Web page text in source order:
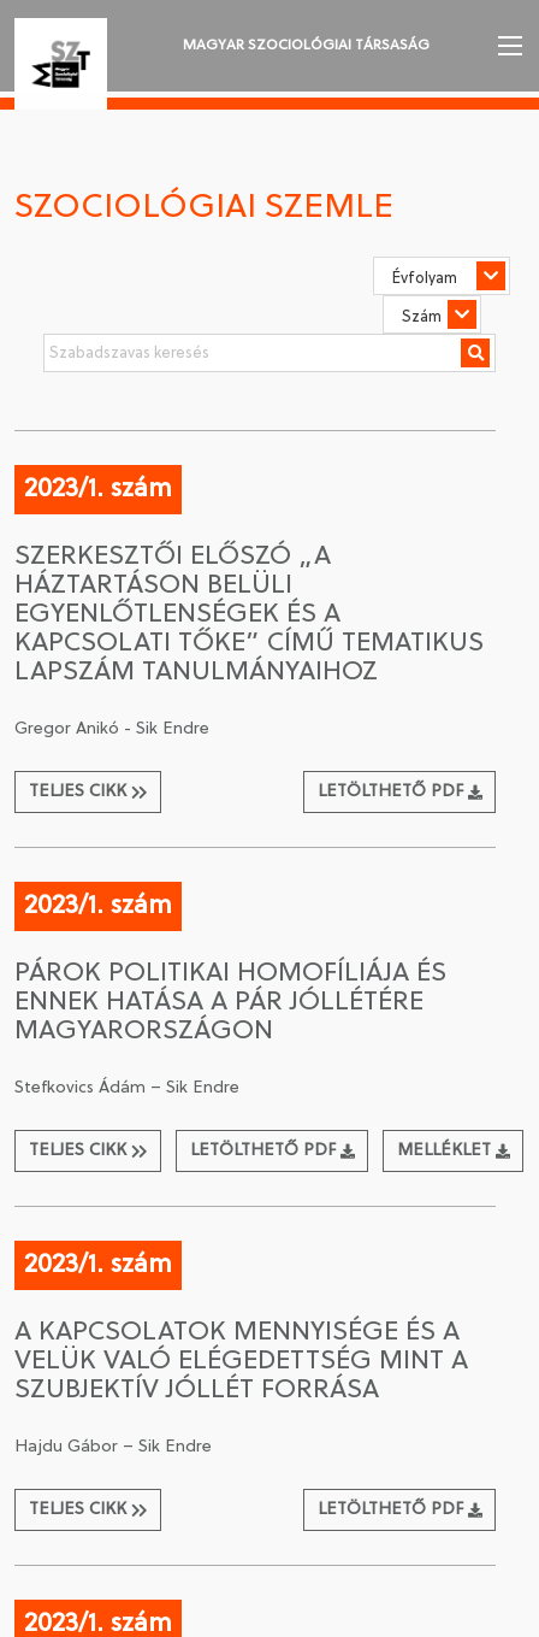
MAGYAR SZOCIOLÓGIAI TÁRSASÁG
SZOCIOLÓGIAI SZEMLE
CSATLAKOZÁS A TÁRSASÁGHOZ / MEGÚJÍTOM A
TAGSÁGOMAT
SZOCIOLÓGIAI SZEMLE
2023/1. szám
SZERKESZTŐI ELŐSZÓ „A
HÁZTARTÁSON BELÜLI
EGYENLŐTLENSÉGEK ÉS A
KAPCSOLATI TŐKE” CÍMŰ TEMATIKUS
LAPSZÁM TANULMÁNYAIHOZ
Gregor Anikó - Sik Endre
TELJES CIKK LETÖLTHETŐ PDF
2023/1. szám
PÁROK POLITIKAI HOMOFÍLIÁJA ÉS
ENNEK HATÁSA A PÁR JÓLLÉTÉRE
MAGYARORSZÁGON
Stefkovics Ádám – Sik Endre
TELJES CIKK LETÖLTHETŐ PDF MELLÉKLET
2023/1. szám
A KAPCSOLATOK MENNYISÉGE ÉS A
VELÜK VALÓ ELÉGEDETTSÉG MINT A
SZUBJEKTÍV JÓLLÉT FORRÁSA
Hajdu Gábor – Sik Endre
TELJES CIKK LETÖLTHETŐ PDF
2023/1. szám